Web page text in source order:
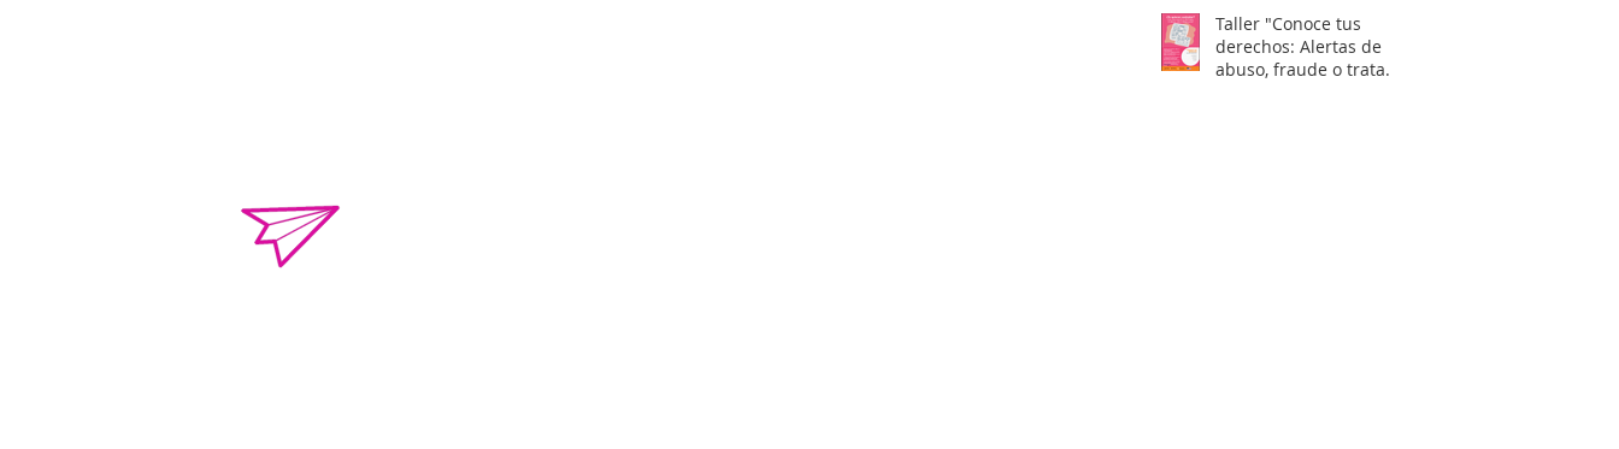
Taller "Conoce tus
derechos: Alertas de
abuso, fraude o trata
o.violenciacampeche@gmail.com